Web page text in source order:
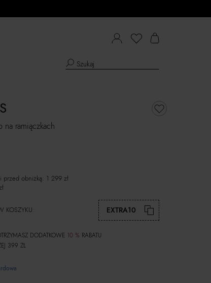
na ramiączkach
obniżką: 1 299 zł
KOSZYKU: EXTRA10
DODATKOWE 10 % RABATU
399 ZŁ